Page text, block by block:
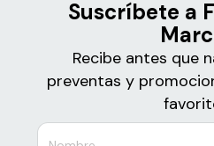
Suscríbete a
Recibe antes que
preventas y